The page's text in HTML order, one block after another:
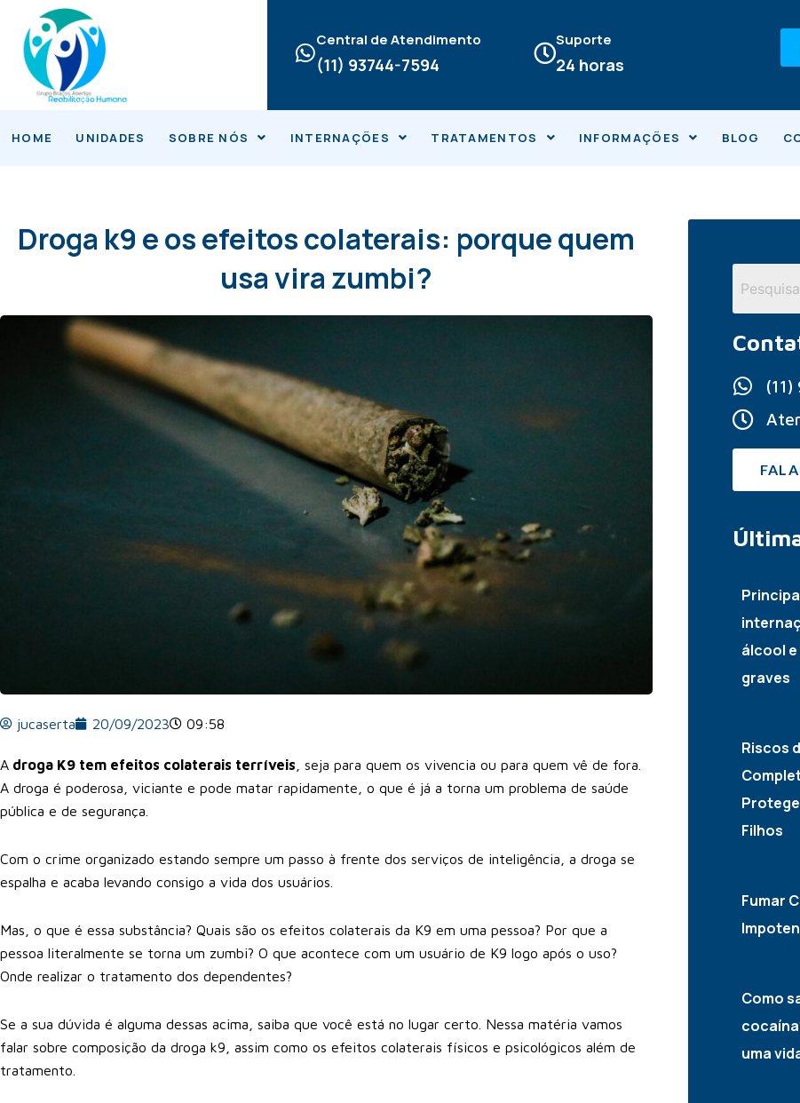
para
conteúdo
Central de Atendimento
(11) 93744-7594
Suporte
24 horas
HOME UNIDADES SOBRE NÓS INTERNAÇÕES TRATAMENTOS INFORMAÇÕES BLOG
Droga k9 e os efeitos colaterais: porque quem
usa vira zumbi?
jucaserta 20/09/2023 09:58
A droga K9 tem efeitos colaterais terríveis , seja para quem os vivencia ou para quem vê de fora.
A droga é poderosa, viciante e pode matar rapidamente, o que é já a torna um problema de saúde
pública e de segurança.
Com o crime organizado estando sempre um passo à frente dos serviços de inteligência, a droga se
espalha e acaba levando consigo a vida dos usuários.
Mas, o que é essa substância? Quais são os efeitos colaterais da K9 em uma pessoa? Por que a
pessoa literalmente se torna um zumbi? O que acontece com um usuário de K9 logo após o uso?
Onde realizar o tratamento dos dependentes?
Se a sua dúvida é alguma dessas acima, saiba que você está no lugar certo. Nessa matéria vamos
falar sobre composição da droga k9, assim como os efeitos colaterais físicos e psicológicos além de
tratamento.
álcool
graves
Riscos
Filhos
Fumar
Como
uma